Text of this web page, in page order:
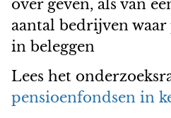
over geven, als van
aantal bedrijven
in beleggen
Lees het
pensioenfondsen in